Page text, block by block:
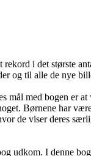
i det største
og til alle de nye
med bogen er
Børnene har
de viser deres
udkom. I denne